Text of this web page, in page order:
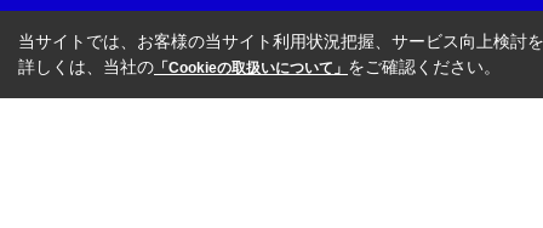
当サイトでは、お客様の当サイト利用状況把握、サービス向上検討
詳しくは、当社の 「Cookieの取扱いについて」 をご確認ください。